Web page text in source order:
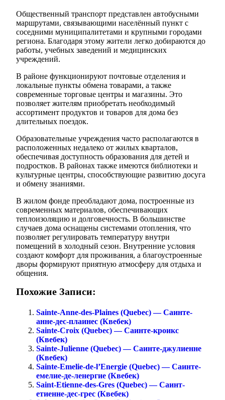
Общественный транспорт представлен автобусными
маршрутами, связывающими населённый пункт с
соседними муниципалитетами и крупными городами
региона. Благодаря этому жители легко добираются до
работы, учебных заведений и медицинских
учреждений.
В районе функционируют почтовые отделения и
локальные пункты обмена товарами, а также
современные торговые центры и магазины. Это
позволяет жителям приобретать необходимый
ассортимент продуктов и товаров для дома без
длительных поездок.
Образовательные учреждения часто располагаются в
расположенных недалеко от жилых кварталов,
обеспечивая доступность образования для детей и
подростков. В районах также имеются библиотеки и
культурные центры, способствующие развитию досуга
и обмену знаниями.
В жилом фонде преобладают дома, построенные из
современных материалов, обеспечивающих
теплоизоляцию и долговечность. В большинстве
случаев дома оснащены системами отопления, что
позволяет регулировать температуру внутри
помещений в холодный сезон. Внутренние условия
создают комфорт для проживания, а благоустроенные
дворы формируют приятную атмосферу для отдыха и
общения.
Похожие Записи:
Sainte-Anne-des-Plaines (Quebec) — Саинте-
анне-дес-плаинес (Квебек)
Sainte-Croix (Quebec) — Саинте-кроикс
(Квебек)
Sainte-Julienne (Quebec) — Саинте-джулиенне
(Квебек)
Sainte-Emelie-de-l’Energie (Quebec) — Саинте-
емелие-де-ленергие (Квебек)
Saint-Etienne-des-Gres (Quebec) — Саинт-
етиенне-дес-грес (Квебек)